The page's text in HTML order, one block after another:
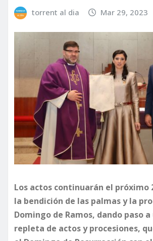
torrent al dia Mar 29, 2023
Los actos continuarán el próximo
la bendición de las palmas y la
Domingo de Ramos, dando paso
repleta de actos y procesiones,